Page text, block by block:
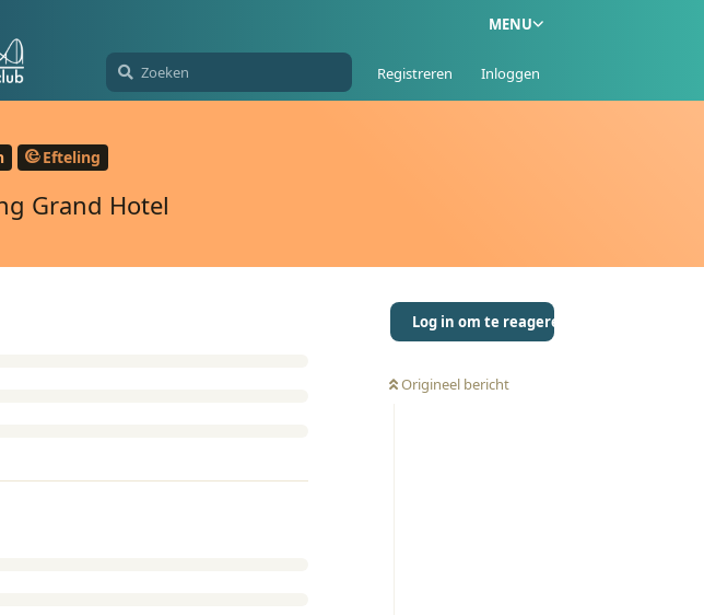
MENU
Registreren Inloggen
Efteling
Grand Hotel
Log in om te reageren
Origineel bericht